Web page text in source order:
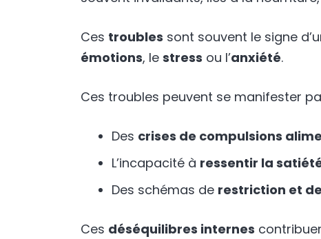
Ces troubles sont souvent le signe
émotions, le stress ou l’anxiété.
Ces troubles peuvent se manifester
Des crises de compulsions
L’incapacité à ressentir la
Des schémas de restriction et
Ces déséquilibres internes